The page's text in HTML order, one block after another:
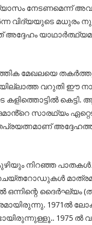
നേടണമെന്ന്
വിദ്യയുടെ മധുരം
മേഖലയെ
വറുതി ഈ
കെട്ടി.
സാരഥ്യം
നിറഞ്ഞ
ചെയ്തറോഡുകൾ
ദൈർഘ്യം
1971ൽ
1975 ൽ